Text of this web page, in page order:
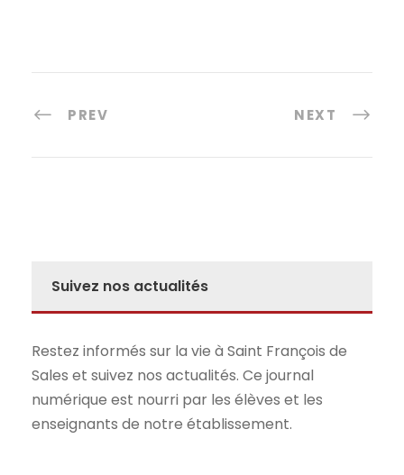
PREV NEXT
Suivez nos actualités
Restez informés sur la vie à Saint François de
Sales et suivez nos actualités. Ce journal
numérique est nourri par les élèves et les
enseignants de notre établissement.